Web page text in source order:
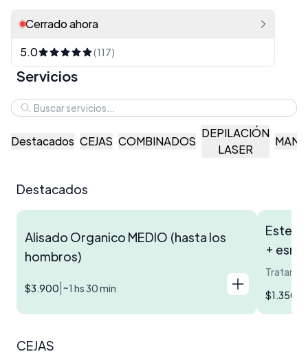
Cerrado ahora
5.0
(117)
Servicios
Destacados CEJAS COMBINADOS
DEPILACIÓN
LASER
Destacados
Alisado Organico MEDIO (hasta los
hombros)
$3.900 ~1 hs 30 min
+
$1.350
CEJAS